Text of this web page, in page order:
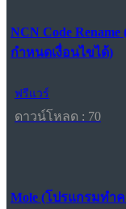
NCN Code
กำหนดเงื่อนไขได้)
ฟรีแวร์
ดาวน์โหลด : 70
Mole (โปรแกรมทำ